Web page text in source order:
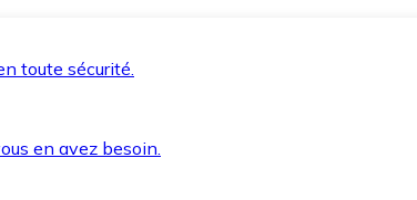
toute sécurité.
en avez besoin.